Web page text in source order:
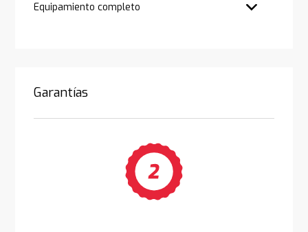
Equipamiento completo
Garantías